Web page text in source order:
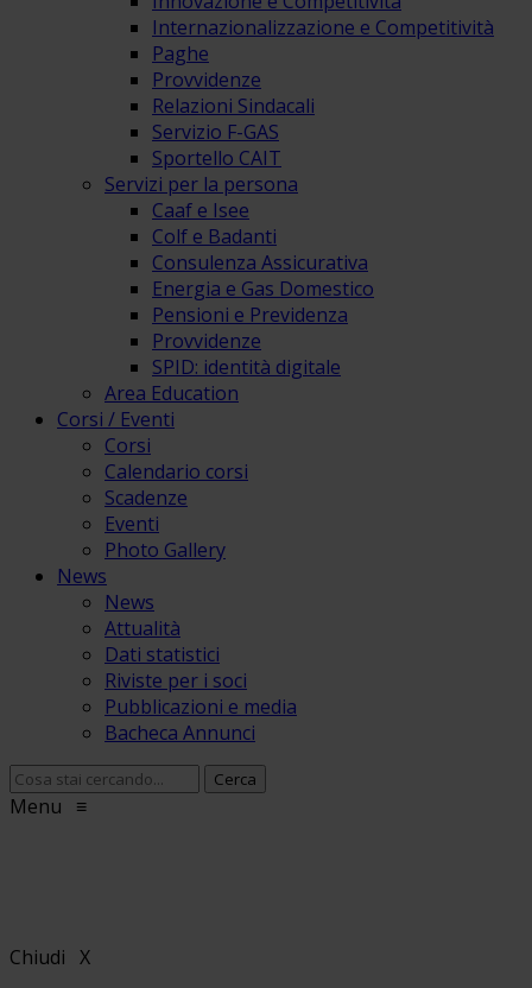
Internazionalizzazione e Competitività
Paghe
Provvidenze
Relazioni Sindacali
Servizio F-GAS
Sportello CAIT
Servizi per la persona
Caaf e Isee
Colf e Badanti
Consulenza Assicurativa
Energia e Gas Domestico
Pensioni e Previdenza
Provvidenze
SPID: identità digitale
Area Education
Corsi / Eventi
Corsi
Calendario corsi
Scadenze
Eventi
Photo Gallery
News
News
Attualità
Dati statistici
Riviste per i soci
Pubblicazioni e media
Bacheca Annunci
Menu ≡
Chiudi X